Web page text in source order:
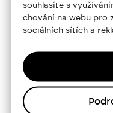
souhlasíte s
chování na webu pro
sociálních sítích a